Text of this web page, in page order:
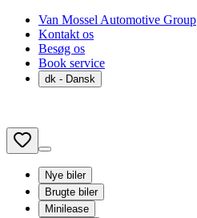
Van Mossel Automotive Group
Kontakt os
Besøg os
Book service
dk - Dansk
Nye biler
Brugte biler
Minilease